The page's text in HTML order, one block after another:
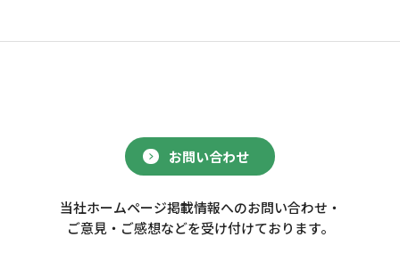
お問い合わせ
当社ホームページ掲載情報へのお問い合わせ・
ご意見・ご感想などを受け付けております。